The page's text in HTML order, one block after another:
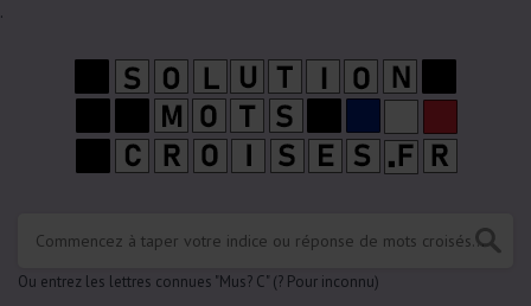
.
Ou entrez les lettres connues "Mus? C" (? Pour inconnu)